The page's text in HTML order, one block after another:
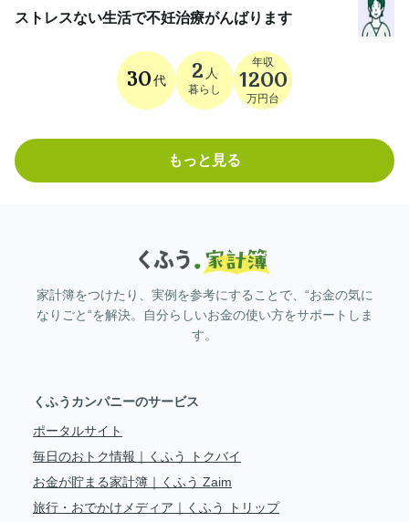
ストレスない生活で不妊治療がんばります
30代 2 人
暮らし
年収
1200
万円台
もっと見る
家計簿をつけたり、実例を参考にすることで、“お金の気に
なりごと“を解決。自分らしいお金の使い方をサポートしま
す。
くふうカンパニーのサービス
ポータルサイト
毎日のおトク情報｜くふう トクバイ
お金が貯まる家計簿｜くふう Zaim
旅行・おでかけメディア｜くふう トリップ